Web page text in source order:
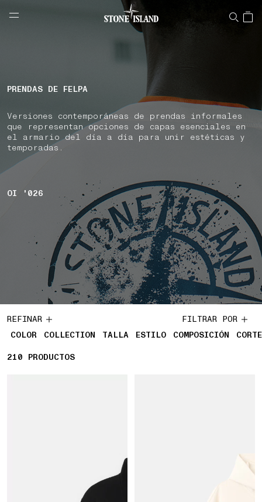
NAVIGATION.ARIA.GOTOMAINCONTENT
LABEL.SHOPPINGCOUNTRY ESPAÑA
PRENDAS DE FELPA
Versiones contemporáneas de prendas informales
que representan opciones de capas esenciales en
el armario del día a día para unir estéticas y
temporadas.
OI '026
REFINAR
COLOR
COLLECTION TALLA ESTILO COMPOSICIÓN CORTE
FILTRAR POR
210 210 PRODUCTOS
PRODUCTOS